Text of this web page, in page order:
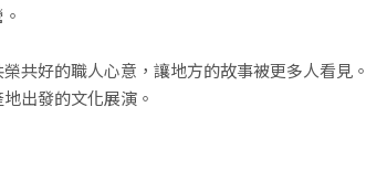
共好的職人心意，讓地方的故事被更多人看見。
出發的文化展演。